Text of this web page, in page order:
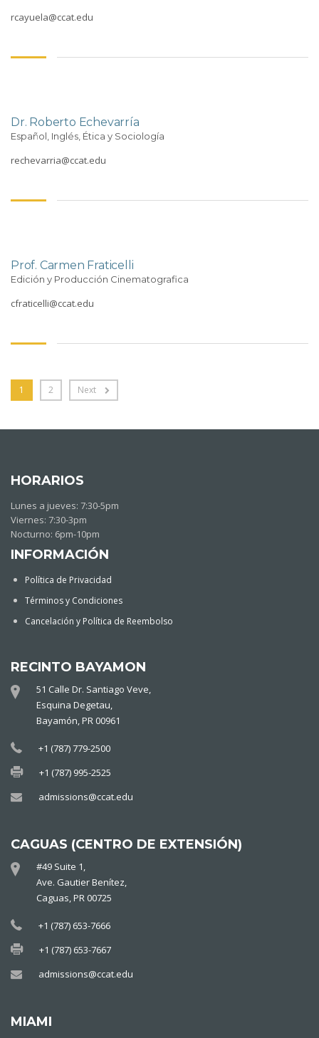
rcayuela@ccat.edu
Dr. Roberto Echevarría
Español, Inglés, Ética y Sociología
rechevarria@ccat.edu
Prof. Carmen Fraticelli
Edición y Producción Cinematografica
cfraticelli@ccat.edu
1 2 Next
HORARIOS
Lunes a jueves: 7:30-5pm
Viernes: 7:30-3pm
Nocturno: 6pm-10pm
INFORMACIÓN
Política de Privacidad
Términos y Condiciones
Cancelación y Política de Reembolso
RECINTO BAYAMON
51 Calle Dr. Santiago Veve,
Esquina Degetau,
Bayamón, PR 00961
+1 (787) 779-2500
+1 (787) 995-2525
admissions@ccat.edu
CAGUAS (CENTRO DE EXTENSIÓN)
#49 Suite 1,
Ave. Gautier Benítez,
Caguas, PR 00725
+1 (787) 653-7666
+1 (787) 653-7667
admissions@ccat.edu
MIAMI